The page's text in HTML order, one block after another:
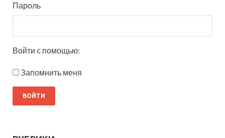
Пароль
Войти с помощью:
Запомнить меня